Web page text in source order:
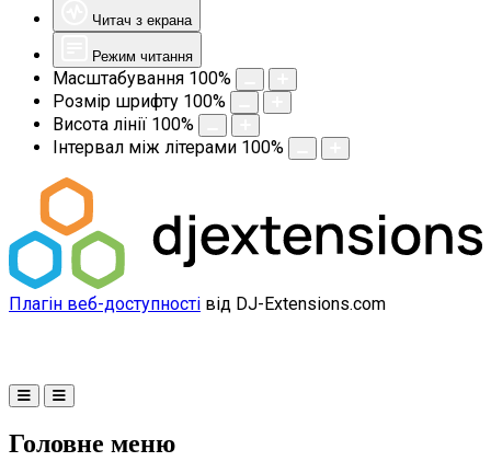
Читач з екрана
Режим читання
Масштабування 100%
Розмір шрифту 100%
Висота лінії 100%
Інтервал між літерами 100%
Плагін веб-доступності від DJ-Extensions.com
Головне меню